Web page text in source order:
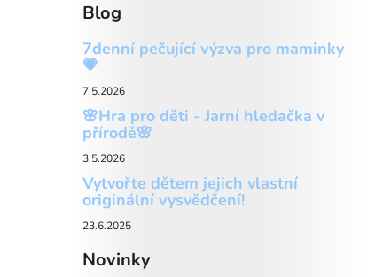
Blog
7denní pečující výzva pro maminky
💗
7.5.2026
🌸Hra pro děti - Jarní hledačka v
přírodě🌸
3.5.2026
Vytvořte dětem jejich vlastní
originální vysvědčení!
23.6.2025
Novinky